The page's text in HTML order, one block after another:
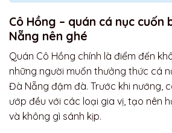
Cô Hồng – quán cá nục
Nẵng nên ghé
Quán Cô Hồng chính là điểm đến
những người muốn thưởng thức cá
Đà Nẵng đậm đà. Trước khi nướng,
ướp đều với các loại gia vị, tạo nên
và không gì sánh kịp.